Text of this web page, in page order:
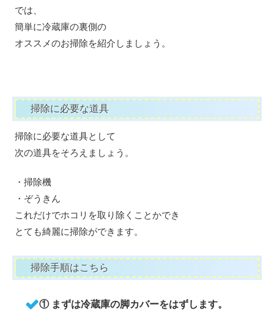
では、
簡単に冷蔵庫の裏側の
オススメのお掃除を紹介しましょう。
掃除に必要な道具
掃除に必要な道具として
次の道具をそろえましょう。
・掃除機
・ぞうきん
これだけでホコリを取り除くことかでき
とても綺麗に掃除ができます。
掃除手順はこちら
① まずは冷蔵庫の脚カバーをはずします。